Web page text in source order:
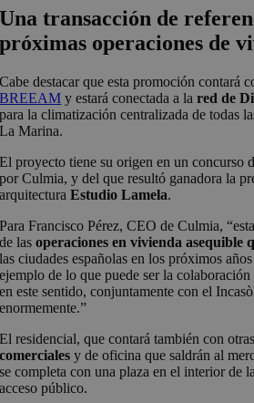
Una transacción de
próximas operaciones de
Cabe destacar que esta promoción contará
BREEAM y estará conectada a lared de
para la climatización centralizada de todas
La Marina.
El proyecto tiene su origen en un concurso
por Culmia, y del que resultó ganadora la
arquitecturaEstudio Lamela.
Para Francisco Pérez, CEO de Culmia,
de lasoperaciones en vivienda asequible
las ciudades españolas en los próximos
ejemplo de lo que puede ser la
en este sentido, conjuntamente con el
enormemente.”
El residencial, que contará también con otras
comerciales y de oficina que saldrán al
se completa con una plaza en el interior de
acceso público.